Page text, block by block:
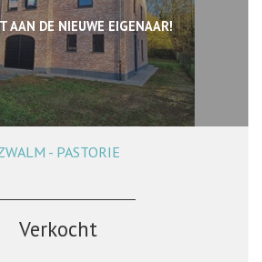
AAN DE NIEUWE EIGENAAR!
4 1
- PASTORIE
Verkocht